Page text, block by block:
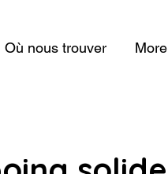
Où nous trouver More